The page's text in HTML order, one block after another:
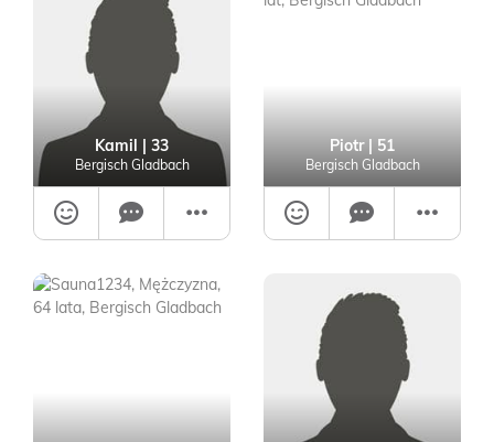
Kamil | 33
Bergisch Gladbach
Piotr| 51
Bergisch Gladbach